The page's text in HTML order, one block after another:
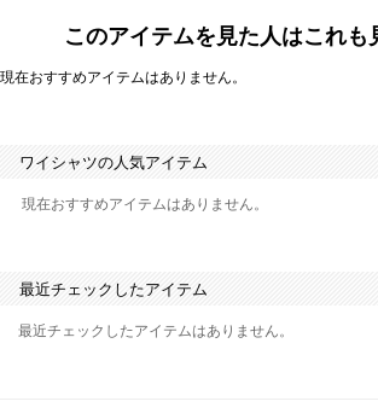
このアイテムを見た人はこれも
現在おすすめアイテムはありません。
ワイシャツの人気アイテム
現在おすすめアイテムはありません。
最近チェックしたアイテム
最近チェックしたアイテムはありません。